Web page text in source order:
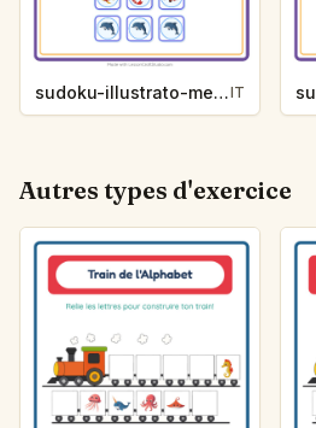
sudoku-illustrato-medio-vita-oceanica-8b0aIT
Autres types d'exercice